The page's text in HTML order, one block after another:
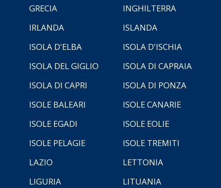
GRECIA
INGHILTERRA
IRLANDA
ISLANDA
ISOLA D'ELBA
ISOLA D'ISCHIA
ISOLA DEL GIGLIO
ISOLA DI CAPRAIA
ISOLA DI CAPRI
ISOLA DI PONZA
ISOLE BALEARI
ISOLE CANARIE
ISOLE EGADI
ISOLE EOLIE
ISOLE PELAGIE
ISOLE TREMITI
LAZIO
LETTONIA
LIGURIA
LITUANIA